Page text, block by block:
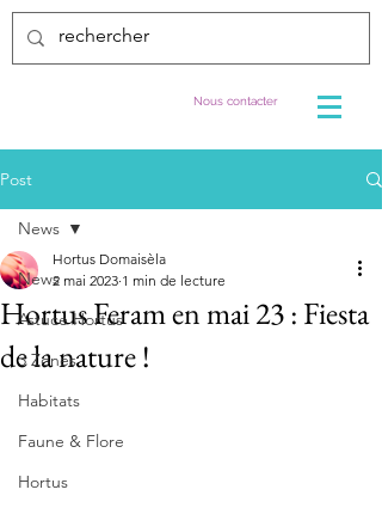
Nous contacter
Post
News
Astuce Hortus
3 Zones
Habitats
Faune & Flore
Hortus
News
Hortus Feram en mai 23 : Fiesta
de la nature !
Hortus Domaisèla
2 mai 2023 1 min de lecture